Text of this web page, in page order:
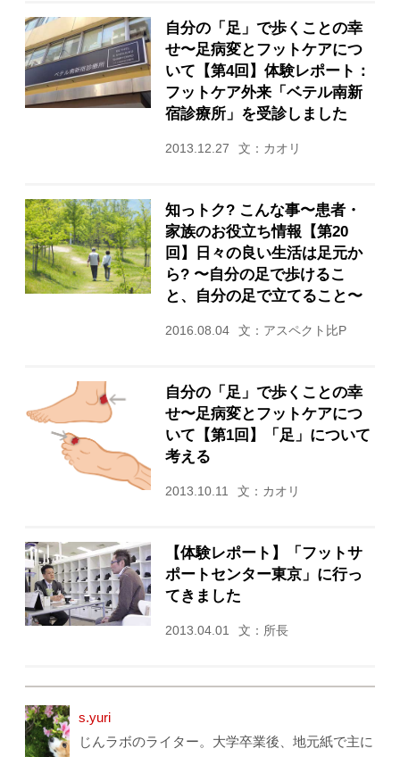
自分の「足」で歩くことの幸
せ〜足病変とフットケアにつ
いて【第4回】体験レポート：
フットケア外来「ベテル南新
宿診療所」を受診しました
2013.12.27 文：カオリ
知っトク? こんな事〜患者・
家族のお役立ち情報【第20
回】日々の良い生活は足元か
ら? 〜自分の足で歩けるこ
と、自分の足で立てること〜
2016.08.04 文：アスペクト比P
自分の「足」で歩くことの幸
せ〜足病変とフットケアにつ
いて【第1回】「足」について
考える
2013.10.11 文：カオリ
【体験レポート】「フットサ
ポートセンター東京」に行っ
てきました
2013.04.01 文：所長
s.yuri
じんラボのライター。大学卒業後、地元紙で主に